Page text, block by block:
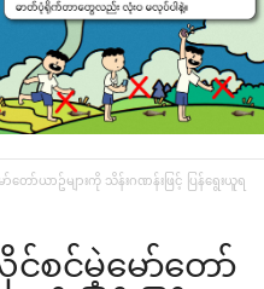
ော်ယာဥ်များကို သိန်းဂဏန်းဖြင့် ပြန်ရွေးယူရ
စင်မဲ့မော်တော်